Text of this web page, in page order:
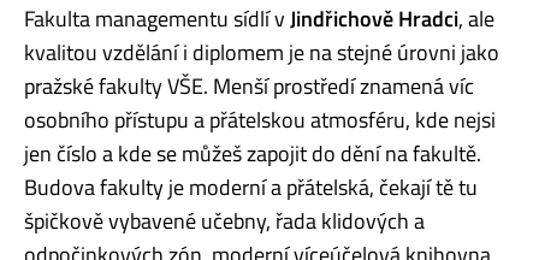
Fakulta managementu sídlí vJindřichově Hradci, ale
kvalitou vzdělání i diplomem je na stejné úrovni jako
pražské fakulty VŠE. Menší prostředí znamená víc
osobního přístupu a přátelskou atmosféru, kde nejsi
jen číslo a kde se můžeš zapojit do dění na fakultě.
Budova fakulty je moderní a přátelská, čekají tě tu
špičkově vybavené učebny, řada klidových a